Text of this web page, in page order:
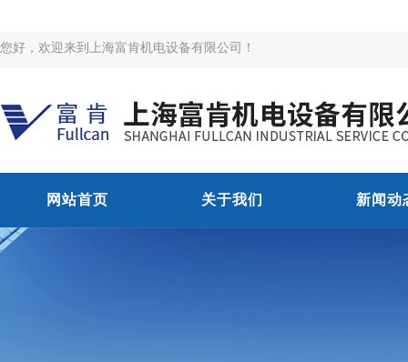
您好，欢迎来到上海富肯机电设备有限公司！
网站首页 关于我们 新闻动